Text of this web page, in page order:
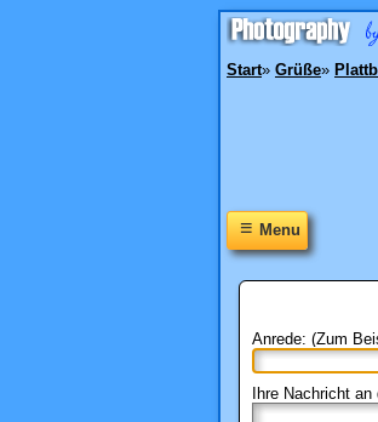
Start» Grüße»
≡Menu
Anrede: (Zum
Ihre Nachricht